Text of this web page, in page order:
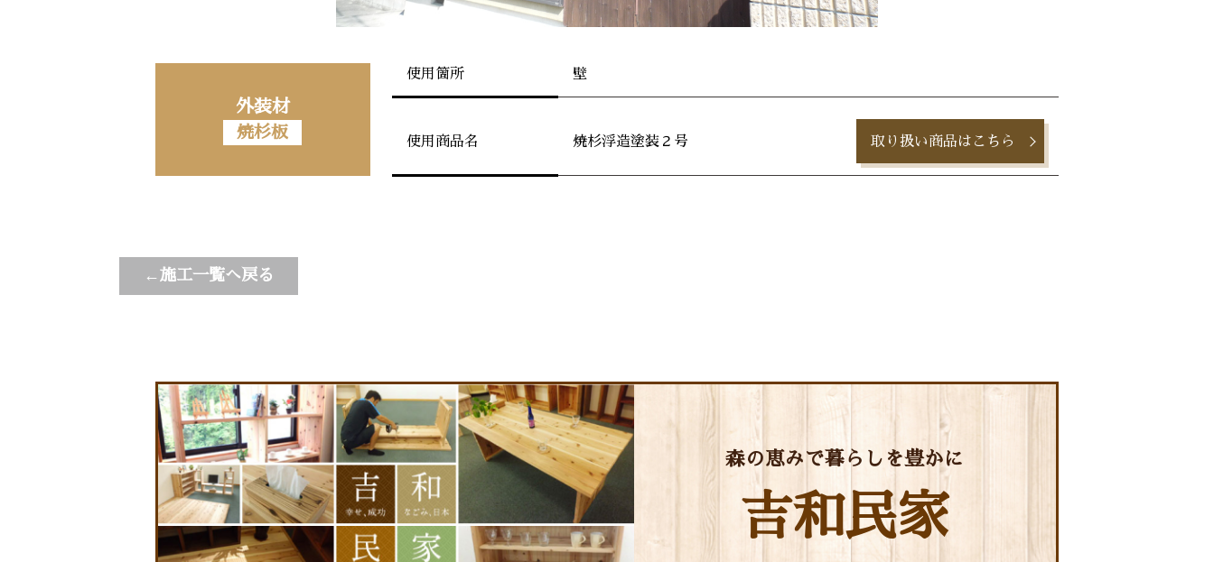
外装材
焼杉板
使用箇所 壁
使用商品名 焼杉浮造塗装２号 取り扱い商品はこちら
←施工一覧へ戻る
森の恵みで暮らしを豊かに
吉和民家